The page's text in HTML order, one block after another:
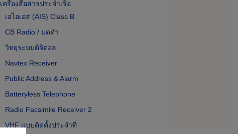
เครื่องสื่อสารประจำเรือ
เอไอเอส (AIS) Class B
CB Radio / มดดำ
วิทยุระบบดิจิตอล
Navtex Receiver
Public Address & Alarm
Batteryless Telephone
Radio Facsimile Receiver 2
VHF แบบติดตั้งประจำที่